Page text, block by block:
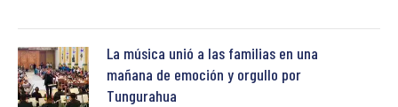
La música unió a las familias en una
mañana de emoción y orgullo por
Tungurahua